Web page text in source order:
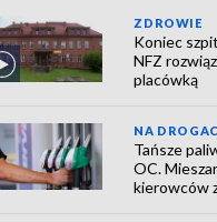
ZDROWIE
Koniec
NFZ
placówką
NA
Tańsze
OC.
kierowców